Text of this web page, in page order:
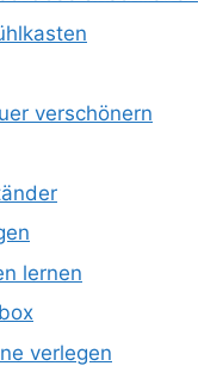
verschönern
lernen
verlegen